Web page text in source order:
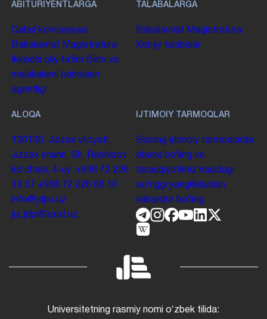
ABITURIYENTLARGA
Qabul komissiyasi
Bakalavriat Magistratura
Ikkinchi oliy taʼlim Bilim va
malakalarni baholash
agentligi
TALABALARGA
Bakalavriat Magistratura
Xorijiy talabalar
ALOQA
130100. Jizzax viloyati,
Jizzax shahri, Sh. Rashidov
koʻchasi, 4-uy. +998 72 226
13 57 +998 72 226 68 10
info@jdpu.uz
jiz.jdpi@exat.uz
IJTIMOIY TARMOQLAR
Bizning ijtimoiy tarmoqlarda
obuna boʻling va
taraqqiyotimiz haqidagi
soʻnggi yangiliklardan
xabardor boʻling.
Universitetning rasmiy nomi oʻzbek tilida: